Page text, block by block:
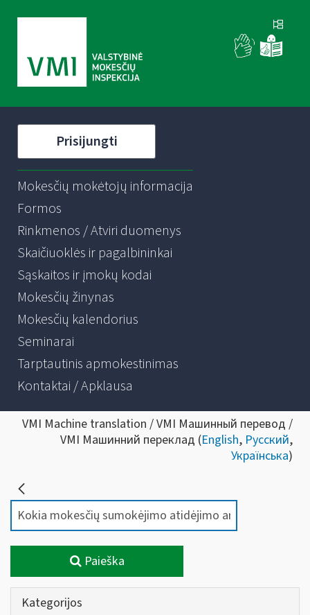
Prisijungti
Mokesčių mokėtojų informacija
Formos
Rinkmenos / Atviri duomenys
Skaičiuoklės ir pagalbininkai
Sąskaitos ir įmokų kodai
Mokesčių žinynas
Mokesčių kalendorius
Seminarai
Tarptautinis apmokestinimas
Kontaktai / Apklausa
VMI Machine translation / VMI Машинный перевод /
VMI Машинний переклад (English, Русский,
Українська)
Paieška
Kategorijos